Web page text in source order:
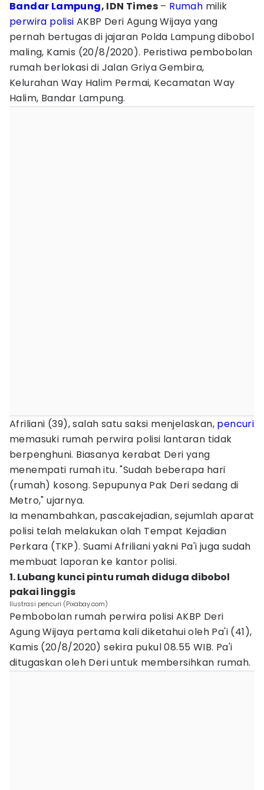
Bandar Lampung, IDN Times – Rumah milik
perwira polisi AKBP Deri Agung Wijaya yang
pernah bertugas di jajaran Polda Lampung dibobol
maling, Kamis (20/8/2020). Peristiwa pembobolan
rumah berlokasi di Jalan Griya Gembira,
Kelurahan Way Halim Permai, Kecamatan Way
Halim, Bandar Lampung.
Afriliani (39), salah satu saksi menjelaskan, pencuri
memasuki rumah perwira polisi lantaran tidak
berpenghuni. Biasanya kerabat Deri yang
menempati rumah itu. "Sudah beberapa hari
(rumah) kosong. Sepupunya Pak Deri sedang di
Metro," ujarnya.
Ia menambahkan, pascakejadian, sejumlah aparat
polisi telah melakukan olah Tempat Kejadian
Perkara (TKP). Suami Afriliani yakni Pa'i juga sudah
membuat laporan ke kantor polisi.
1. Lubang kunci pintu rumah diduga dibobol
pakai linggis
Ilustrasi pencuri (Pixabay.com)
Pembobolan rumah perwira polisi AKBP Deri
Agung Wijaya pertama kali diketahui oleh Pa'i (41),
Kamis (20/8/2020) sekira pukul 08.55 WIB. Pa'i
ditugaskan oleh Deri untuk membersihkan rumah.